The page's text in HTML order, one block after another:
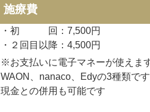
施療費
・初 回：7,500円
・２回目以降：4,500円
※お支払いに電子マネーが使えま
WAON、nanaco、Edyの3種類です
現金との併用も可能です